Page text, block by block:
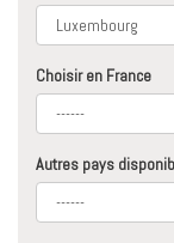
Choisir en France
Autres pays